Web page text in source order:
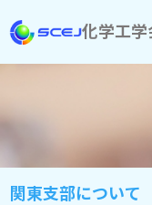
化学工
関東支部について